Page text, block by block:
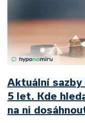
Aktuální sazby
5 let. Kde
na ni